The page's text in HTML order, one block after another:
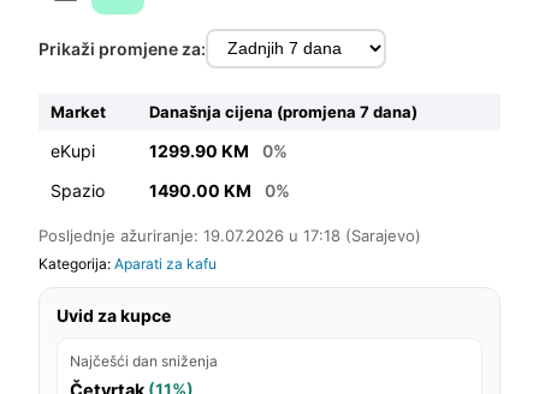
Prikaži promjene za:
Market Današnja cijena (promjena 7 dana)
eKupi 1299.90 KM
0%
Spazio
1490.00 KM 0%
Posljednje ažuriranje: 19.07.2026 u 17:18 (Sarajevo)
Kategorija: Aparati za kafu
Uvid za kupce
Najčešći dan sniženja
Četvrtak (11%)